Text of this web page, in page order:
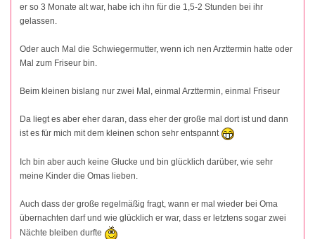
er so 3 Monate alt war, habe ich ihn für die 1,5-2 Stunden bei ihr
gelassen.
Oder auch Mal die Schwiegermutter, wenn ich nen Arzttermin hatte oder
Mal zum Friseur bin.
Beim kleinen bislang nur zwei Mal, einmal Arzttermin, einmal Friseur
Da liegt es aber eher daran, dass eher der große mal dort ist und dann
ist es für mich mit dem kleinen schon sehr entspannt
Ich bin aber auch keine Glucke und bin glücklich darüber, wie sehr
meine Kinder die Omas lieben.
Auch dass der große regelmäßig fragt, wann er mal wieder bei Oma
übernachten darf und wie glücklich er war, dass er letztens sogar zwei
Nächte bleiben durfte